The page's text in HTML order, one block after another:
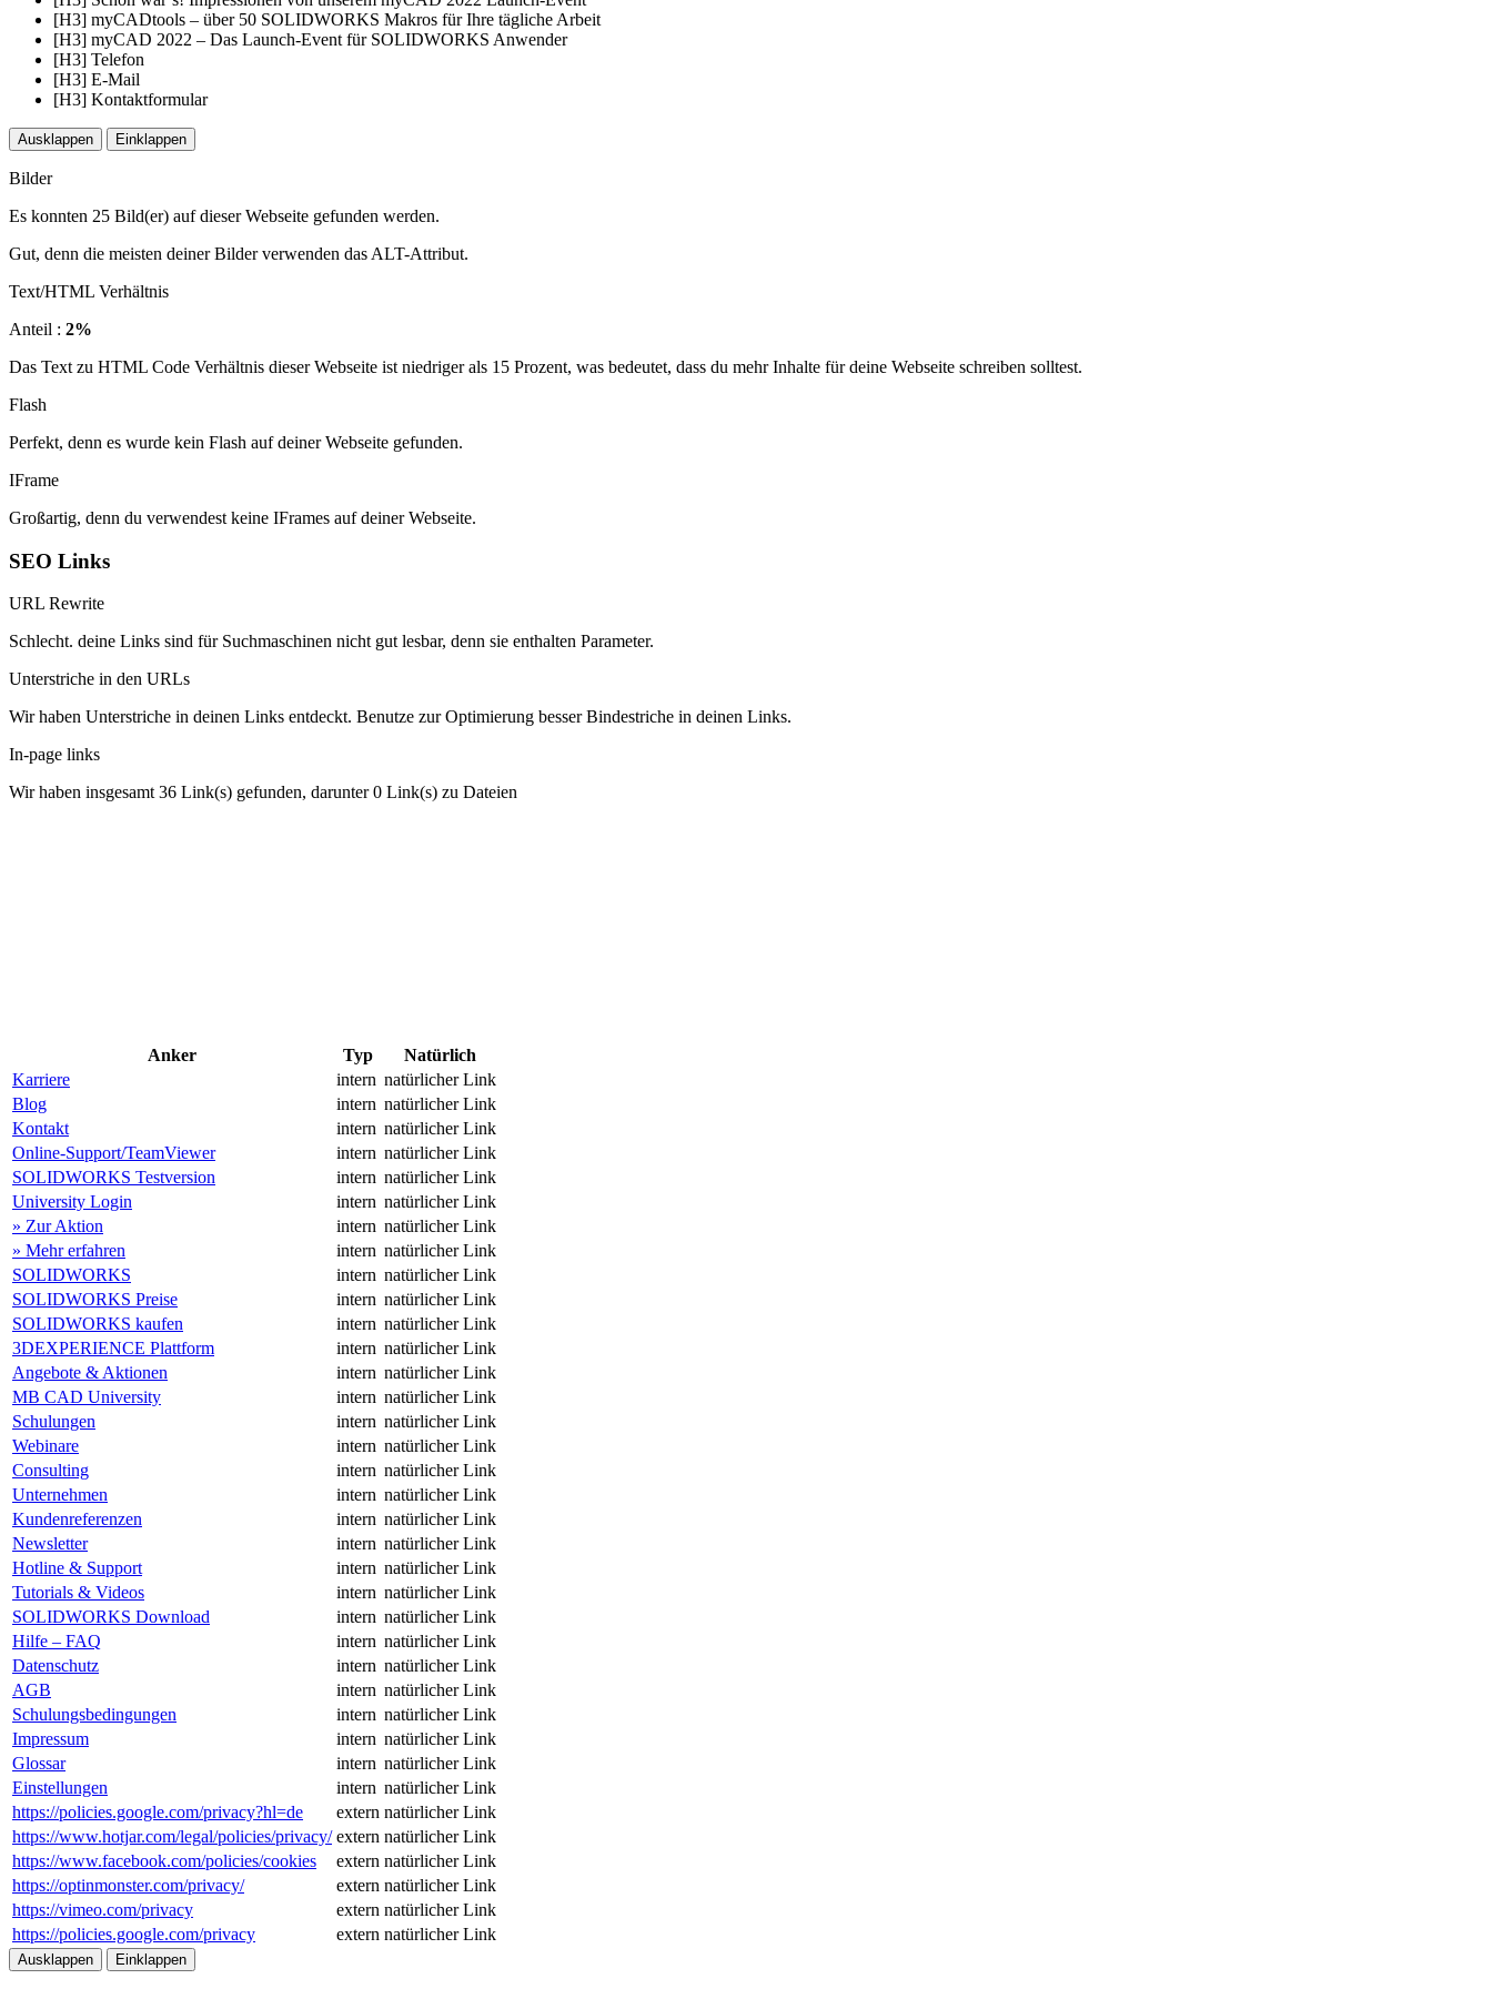
[H3] myCADtools – über 50 SOLIDWORKS Makros für Ihre tägliche Arbeit
[H3] myCAD 2022 – Das Launch-Event für SOLIDWORKS Anwender
[H3] Telefon
[H3] E-Mail
[H3] Kontaktformular
Ausklappen Einklappen
Bilder
Es konnten 25 Bild(er) auf dieser Webseite gefunden werden.
Gut, denn die meisten deiner Bilder verwenden das ALT-Attribut.
Text/HTML Verhältnis
Anteil : 2%
Das Text zu HTML Code Verhältnis dieser Webseite ist niedriger als 15 Prozent, was bedeutet, dass du mehr Inhalte für deine Webseite schreiben solltest.
Flash
Perfekt, denn es wurde kein Flash auf deiner Webseite gefunden.
IFrame
Großartig, denn du verwendest keine IFrames auf deiner Webseite.
SEO Links
URL Rewrite
Schlecht. deine Links sind für Suchmaschinen nicht gut lesbar, denn sie enthalten Parameter.
Unterstriche in den URLs
Wir haben Unterstriche in deinen Links entdeckt. Benutze zur Optimierung besser Bindestriche in deinen Links.
In-page links
Wir haben insgesamt 36 Link(s) gefunden, darunter 0 Link(s) zu Dateien
Anker Typ
Natürlich
Karriere
intern natürlicher Link
Blog
intern natürlicher Link
Kontakt
intern natürlicher Link
Online-Support/TeamViewer
intern natürlicher Link
SOLIDWORKS Testversion
intern natürlicher Link
University Login
intern natürlicher Link
» Zur Aktion
intern natürlicher Link
» Mehr erfahren
intern natürlicher Link
SOLIDWORKS
intern natürlicher Link
SOLIDWORKS Preise
intern natürlicher Link
SOLIDWORKS kaufen
intern natürlicher Link
3DEXPERIENCE Plattform
intern natürlicher Link
Angebote & Aktionen
intern natürlicher Link
MB CAD University
intern natürlicher Link
Schulungen
intern natürlicher Link
Webinare
intern natürlicher Link
Consulting
intern natürlicher Link
Unternehmen
intern natürlicher Link
Kundenreferenzen
intern natürlicher Link
Newsletter
intern natürlicher Link
Hotline & Support
intern natürlicher Link
Tutorials & Videos
intern natürlicher Link
SOLIDWORKS Download
intern natürlicher Link
Hilfe – FAQ
intern natürlicher Link
Datenschutz
intern natürlicher Link
AGB
intern natürlicher Link
Schulungsbedingungen
intern natürlicher Link
Impressum
intern natürlicher Link
Glossar
intern natürlicher Link
Einstellungen
intern natürlicher Link
https://policies.google.com/privacy?hl=de
extern natürlicher Link
https://www.hotjar.com/legal/policies/privacy/ extern natürlicher Link
https://www.facebook.com/policies/cookies
extern natürlicher Link
https://optinmonster.com/privacy/
extern natürlicher Link
https://vimeo.com/privacy
extern natürlicher Link
https://policies.google.com/privacy
extern natürlicher Link
Ausklappen Einklappen